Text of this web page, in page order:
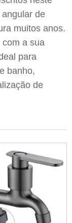
de
muitos anos.
com a sua
para
banho,
de